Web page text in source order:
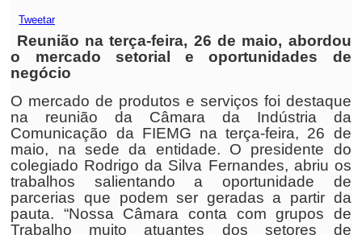
Tweetar
Reunião na terça-feira, 26 de maio, abordou
o mercado setorial e oportunidades de
negócio
O mercado de produtos e serviços foi destaque
na reunião da Câmara da Indústria da
Comunicação da FIEMG na terça-feira, 26 de
maio, na sede da entidade. O presidente do
colegiado Rodrigo da Silva Fernandes, abriu os
trabalhos salientando a oportunidade de
parcerias que podem ser geradas a partir da
pauta. “Nossa Câmara conta com grupos de
Trabalho muito atuantes dos setores de